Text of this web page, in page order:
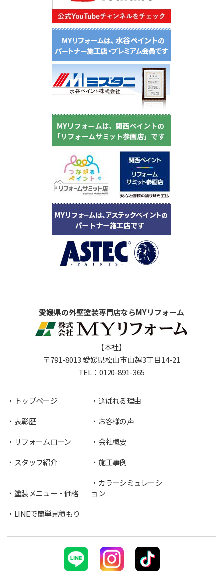
愛媛県の外壁塗装専門店ならMYリフォーム
【本社】
〒791-8013 愛媛県松山市山越3丁目14-21
TEL： 0120-891-365
トップページ
選ばれる理由
表彰歴
お客様の声
リフォームローン
会社概要
スタッフ紹介
施工事例
塗装メニュー・価格
カラーシミュレーシ
ョン
LINEで簡単見積もり